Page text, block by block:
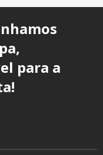
para a